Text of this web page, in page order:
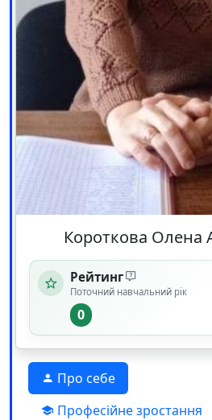
Короткова Олена
Рейтинг
Поточний навчальний рік
0
Про себе
Професійне зростання